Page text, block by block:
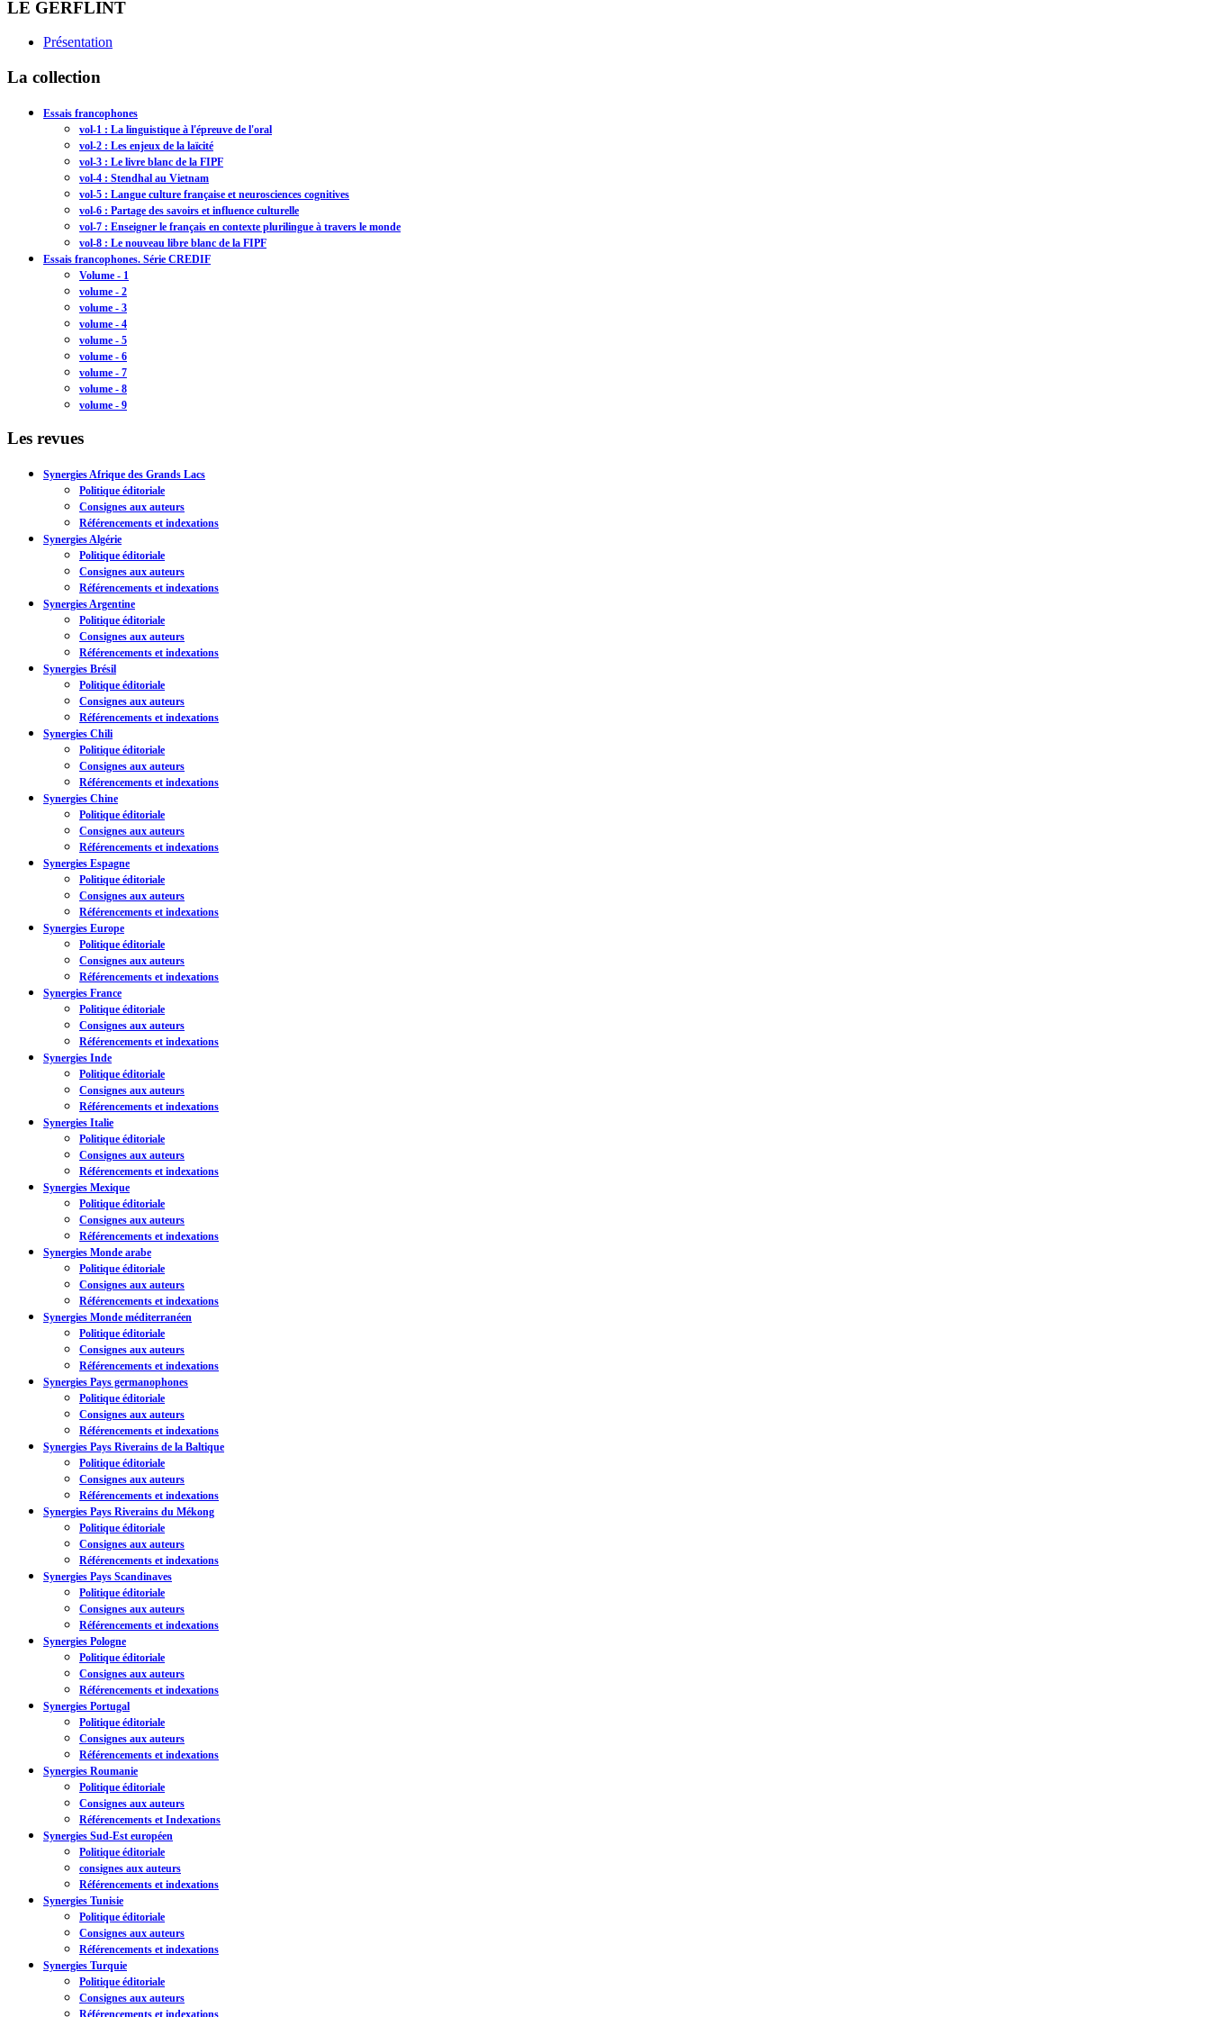
LE GERFLINT
Présentation
La collection
Essais francophones
vol-1 : La linguistique à l'épreuve de l'oral
vol-2 : Les enjeux de la laïcité
vol-3 : Le livre blanc de la FIPF
vol-4 : Stendhal au Vietnam
vol-5 : Langue culture française et neurosciences cognitives
vol-6 : Partage des savoirs et influence culturelle
vol-7 : Enseigner le français en contexte plurilingue à travers le monde
vol-8 : Le nouveau libre blanc de la FIPF
Essais francophones. Série CREDIF
Volume - 1
volume - 2
volume - 3
volume - 4
volume - 5
volume - 6
volume - 7
volume - 8
volume - 9
Les revues
Synergies Afrique des Grands Lacs
Politique éditoriale
Consignes aux auteurs
Référencements et indexations
Synergies Algérie
Politique éditoriale
Consignes aux auteurs
Référencements et indexations
Synergies Argentine
Politique éditoriale
Consignes aux auteurs
Référencements et indexations
Synergies Brésil
Politique éditoriale
Consignes aux auteurs
Référencements et indexations
Synergies Chili
Politique éditoriale
Consignes aux auteurs
Référencements et indexations
Synergies Chine
Politique éditoriale
Consignes aux auteurs
Référencements et indexations
Synergies Espagne
Politique éditoriale
Consignes aux auteurs
Référencements et indexations
Synergies Europe
Politique éditoriale
Consignes aux auteurs
Référencements et indexations
Synergies France
Politique éditoriale
Consignes aux auteurs
Référencements et indexations
Synergies Inde
Politique éditoriale
Consignes aux auteurs
Référencements et indexations
Synergies Italie
Politique éditoriale
Consignes aux auteurs
Référencements et indexations
Synergies Mexique
Politique éditoriale
Consignes aux auteurs
Référencements et indexations
Synergies Monde arabe
Politique éditoriale
Consignes aux auteurs
Référencements et indexations
Synergies Monde méditerranéen
Politique éditoriale
Consignes aux auteurs
Référencements et indexations
Synergies Pays germanophones
Politique éditoriale
Consignes aux auteurs
Référencements et indexations
Synergies Pays Riverains de la Baltique
Politique éditoriale
Consignes aux auteurs
Référencements et indexations
Synergies Pays Riverains du Mékong
Politique éditoriale
Consignes aux auteurs
Référencements et indexations
Synergies Pays Scandinaves
Politique éditoriale
Consignes aux auteurs
Référencements et indexations
Synergies Pologne
Politique éditoriale
Consignes aux auteurs
Référencements et indexations
Synergies Portugal
Politique éditoriale
Consignes aux auteurs
Référencements et indexations
Synergies Roumanie
Politique éditoriale
Consignes aux auteurs
Référencements et Indexations
Synergies Sud-Est européen
Politique éditoriale
consignes aux auteurs
Référencements et indexations
Synergies Tunisie
Politique éditoriale
Consignes aux auteurs
Référencements et indexations
Synergies Turquie
Politique éditoriale
Consignes aux auteurs
Référencements et indexations